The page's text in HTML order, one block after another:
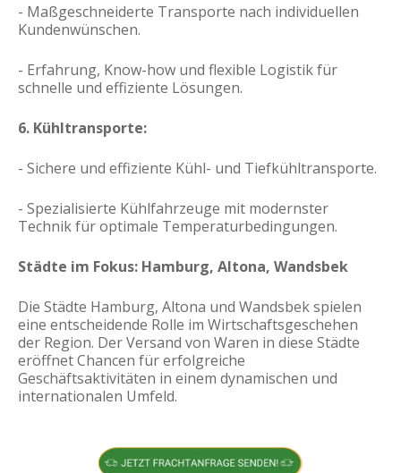
- Maßgeschneiderte Transporte nach individuellen
Kundenwünschen.
- Erfahrung, Know-how und flexible Logistik für
schnelle und effiziente Lösungen.
6. Kühltransporte:
- Sichere und effiziente Kühl- und Tiefkühltransporte.
- Spezialisierte Kühlfahrzeuge mit modernster
Technik für optimale Temperaturbedingungen.
Städte im Fokus: Hamburg, Altona, Wandsbek
Die Städte Hamburg, Altona und Wandsbek spielen
eine entscheidende Rolle im Wirtschaftsgeschehen
der Region. Der Versand von Waren in diese Städte
eröffnet Chancen für erfolgreiche
Geschäftsaktivitäten in einem dynamischen und
internationalen Umfeld.